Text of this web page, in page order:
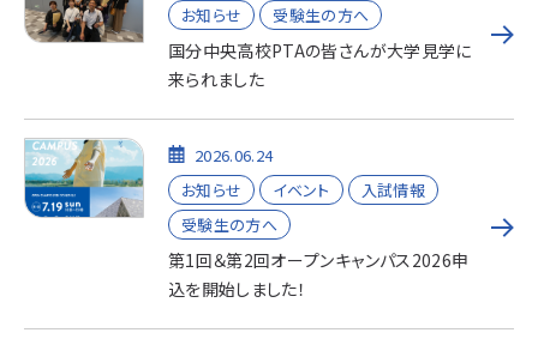
お知らせ
受験生の方へ
国分中央高校PTAの皆さんが大学見学に
来られました
2026.06.24
お知らせ
イベント
入試情報
受験生の方へ
第1回＆第2回オープンキャンパス2026申
込を開始しました！